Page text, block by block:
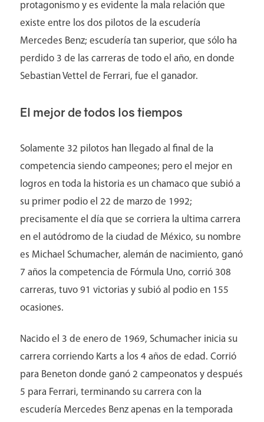
Contacto
protagonismo y es evidente la mala relación que
existe entre los dos pilotos de la escudería
Mercedes Benz; escudería tan superior, que sólo ha
perdido 3 de las carreras de todo el año, en donde
Sebastian Vettel de Ferrari, fue el ganador.
El mejor de todos los tiempos
Solamente 32 pilotos han llegado al final de la
competencia siendo campeones; pero el mejor en
logros en toda la historia es un chamaco que subió a
su primer podio el 22 de marzo de 1992;
precisamente el día que se corriera la ultima carrera
en el autódromo de la ciudad de México, su nombre
es Michael Schumacher, alemán de nacimiento, ganó
7 años la competencia de Fórmula Uno, corrió 308
carreras, tuvo 91 victorias y subió al podio en 155
ocasiones.
Nacido el 3 de enero de 1969, Schumacher inicia su
carrera corriendo Karts a los 4 años de edad. Corrió
para Beneton donde ganó 2 campeonatos y después
5 para Ferrari, terminando su carrera con la
escudería Mercedes Benz apenas en la temporada